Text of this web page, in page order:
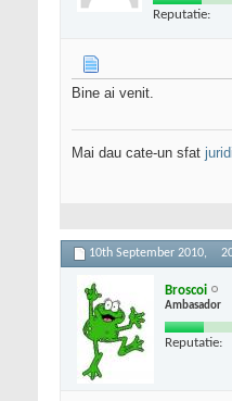
Reputatie:
Bine ai venit.
Mai dau cate-un sfat
10th September 2010,
Broscoi
Ambasador
Reputatie: